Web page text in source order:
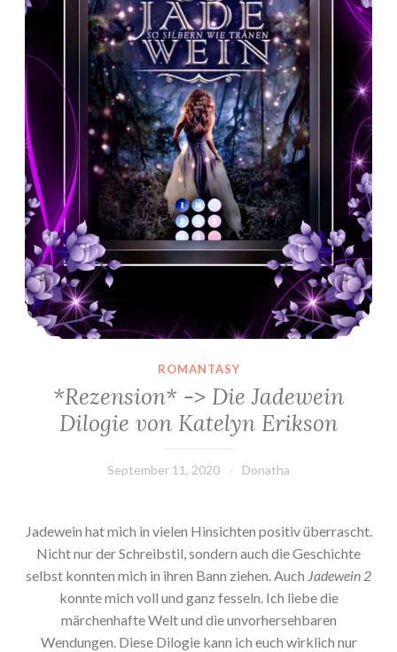
ROMANTASY
*Rezension* -> Die Jadewein
Dilogie von Katelyn Erikson
September 11, 2020 Donatha
Jadewein hat mich in vielen Hinsichten positiv überrascht.
Nicht nur der Schreibstil, sondern auch die Geschichte
selbst konnten mich in ihren Bann ziehen. Auch Jadewein 2
konnte mich voll und ganz fesseln. Ich liebe die
märchenhafte Welt und die unvorhersehbaren
Wendungen. Diese Dilogie kann ich euch wirklich nur